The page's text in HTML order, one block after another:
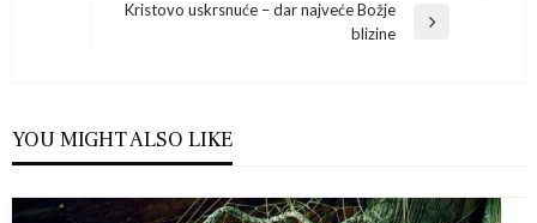
Kristovo uskrsnuće – dar najveće Božje
blizine
YOU MIGHT ALSO LIKE